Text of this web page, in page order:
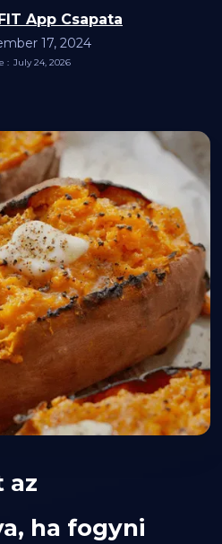
App Csapata
17, 2024
: July 24, 2026
az
ha fogyni